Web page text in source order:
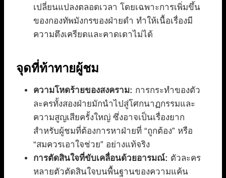
เปลี่ยนแปลงตลอดเวลา โดยเฉพาะการเพิ่มขึ้น
ของกองทัพมังกรของฝ่ายดำ ทำให้เนื้อเรื่องมี
ความตึงเครียดและคาดเดาไม่ได้
จุดที่ท้าทายผู้ชม
ความโหดร้ายของสงคราม: การกระทำของตัว
ละครทั้งสองฝ่ายมักนำไปสู่โศกนาฏกรรมและ
ความสูญเสียครั้งใหญ่ ซึ่งอาจเป็นเรื่องยาก
สำหรับผู้ชมที่ต้องการหาฝ่ายที่ “ถูกต้อง” หรือ
“สมควรเอาใจช่วย” อย่างแท้จริง
การตัดสินใจที่ขับเคลื่อนด้วยอารมณ์: ตัวละคร
หลายตัวตัดสินใจบนพื้นฐานของความแค้น